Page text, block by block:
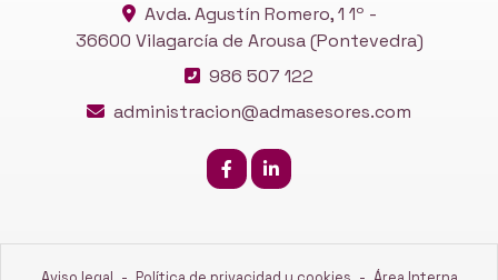
Avda. Agustín Romero, 1 1º -
36600 Vilagarcía de Arousa(Pontevedra)
986 507 122
administracion@admasesores.com